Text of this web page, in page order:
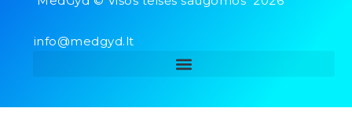
info@medgyd.lt